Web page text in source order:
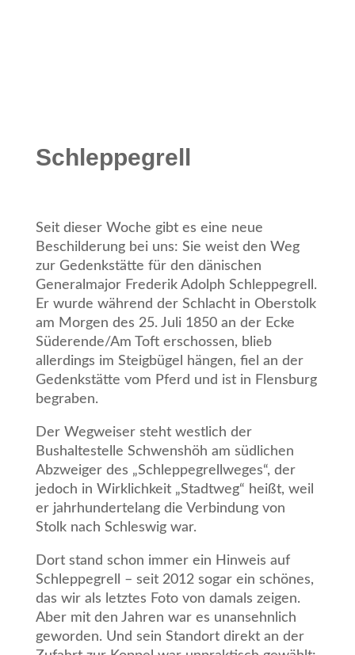
Schleppegrell
Seit dieser Woche gibt es eine neue
Beschilderung bei uns: Sie weist den Weg
zur Gedenkstätte für den dänischen
Generalmajor Frederik Adolph Schleppegrell.
Er wurde während der Schlacht in Oberstolk
am Morgen des 25. Juli 1850 an der Ecke
Süderende/Am Toft erschossen, blieb
allerdings im Steigbügel hängen, fiel an der
Gedenkstätte vom Pferd und ist in Flensburg
begraben.
Der Wegweiser steht westlich der
Bushaltestelle Schwenshöh am südlichen
Abzweiger des „Schleppegrellweges“, der
jedoch in Wirklichkeit „Stadtweg“ heißt, weil
er jahrhundertelang die Verbindung von
Stolk nach Schleswig war.
Dort stand schon immer ein Hinweis auf
Schleppegrell – seit 2012 sogar ein schönes,
das wir als letztes Foto von damals zeigen.
Aber mit den Jahren war es unansehnlich
geworden. Und sein Standort direkt an der